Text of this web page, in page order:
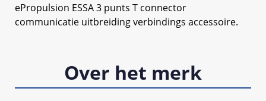
Over het merk
ePropulsion ESSA 3 punts T connector
communicatie uitbreiding verbindings accessoire.